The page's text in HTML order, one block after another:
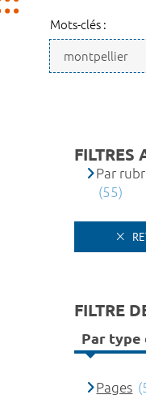
Mots-clés :
FILTRES
Par
(55)
FILTRE
Par type
Pages